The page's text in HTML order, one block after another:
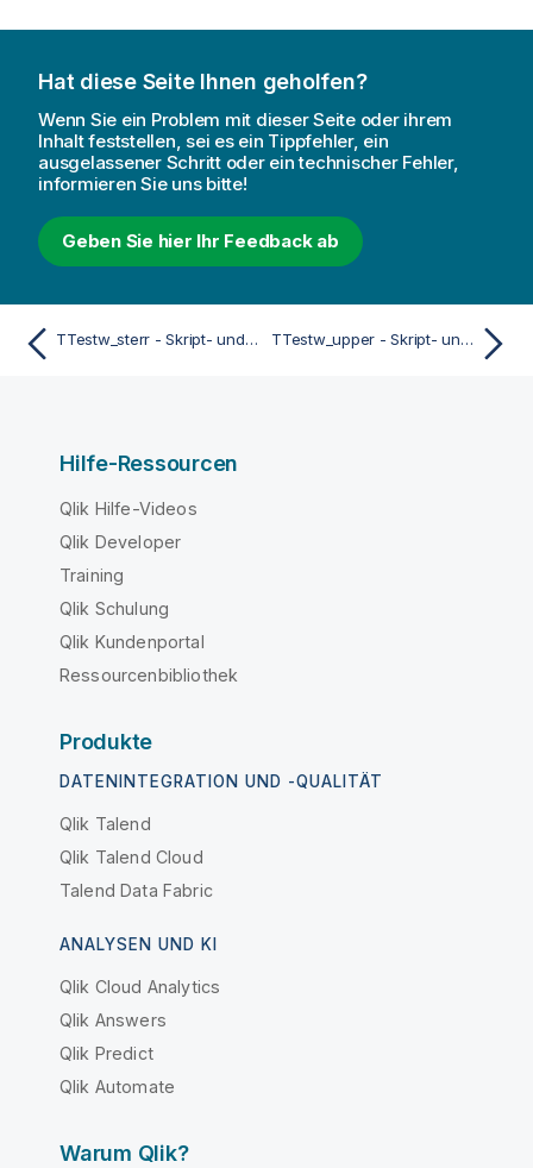
Hat diese Seite Ihnen geholfen?
Wenn Sie ein Problem mit dieser Seite oder ihrem
Inhalt feststellen, sei es ein Tippfehler, ein
ausgelassener Schritt oder ein technischer Fehler,
informieren Sie uns bitte!
Geben Sie hier Ihr Feedback ab
TTestw_sterr - Skript- und Diagrammfunktion TTestw_upper - Skript- und Diagrammfunktion
Hilfe-Ressourcen
Qlik Hilfe-Videos
Qlik Developer
Training
Qlik Schulung
Qlik Kundenportal
Ressourcenbibliothek
Produkte
DATENINTEGRATION UND -QUALITÄT
Qlik Talend
Qlik Talend Cloud
Talend Data Fabric
ANALYSEN UND KI
Qlik Cloud Analytics
Qlik Answers
Qlik Predict
Qlik Automate
Warum Qlik?